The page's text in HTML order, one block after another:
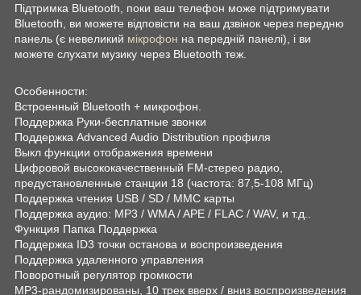
Підтримка Bluetooth, поки ваш телефон може підтримувати
Bluetooth, ви можете відповісти на ваш дзвінок через передню
панель (є невеликий мікрофон на передній панелі), і ви
можете слухати музику через Bluetooth теж.
Особенности:
Встроенный Bluetooth + микрофон.
Поддержка Руки-бесплатные звонки
Поддержка Advanced Audio Distribution профиля
Выкл функции отображения времени
Цифровой высококачественный FM-стерео радио,
предустановленные станции 18 (частота: 87,5-108 МГц)
Поддержка чтения USB / SD / MMC карты
Поддержка аудио: MP3 / WMA / APE / FLAC / WAV, и т.д..
Функция Папка Поддержка
Поддержка ID3 точки останова и воспроизведения
Поддержка удаленного управления
Поворотный регулятор громкости
MP3-рандомизированы, 10 трек вверх / вниз воспроизведения